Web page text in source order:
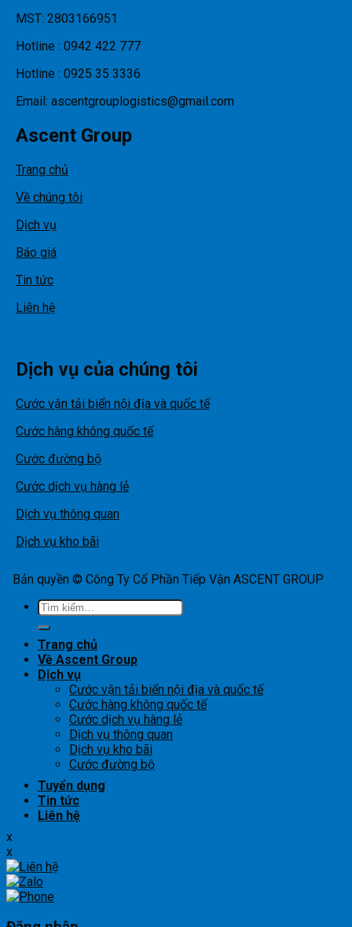
MST: 2803166951
Hotline : 0942 422 777
Hotline : 0925 35 3336
Email: ascentgrouplogistics@gmail.com
Ascent Group
Trang chủ
Về chúng tôi
Dịch vụ
Báo giá
Tin tức
Liên hệ
Dịch vụ của chúng tôi
Cước vận tải biển nội địa và quốc tế
Cước hàng không quốc tế
Cước đường bộ
Cước dịch vụ hàng lẻ
Dịch vụ thông quan
Dịch vụ kho bãi
Bản quyền © Công Ty Cổ Phần Tiếp Vận ASCENT GROUP
Tìm
kiếm:
Trang chủ
Về Ascent Group
Dịch vụ
Cước vận tải biển nội địa và quốc tế
Cước hàng không quốc tế
Cước dịch vụ hàng lẻ
Dịch vụ thông quan
Dịch vụ kho bãi
Cước đường bộ
Tuyển dụng
Tin tức
Liên hệ
x
x